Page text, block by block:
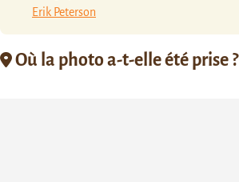
Erik Peterson
Où la photo a-t-elle été prise ?